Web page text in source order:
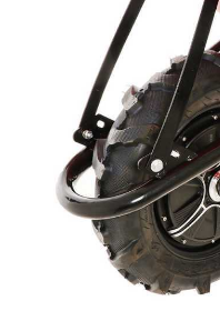
MOVA
Mowox
MTD
New O.M.R.A.
Nilfisk